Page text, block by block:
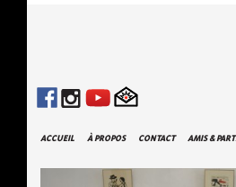
ACCUEIL À PROPOS CONTACT AMIS &